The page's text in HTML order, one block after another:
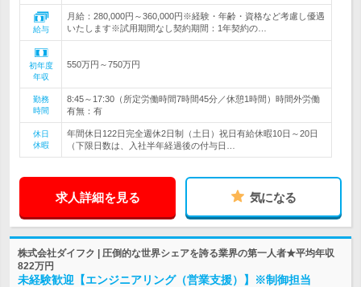
給与
月給：280,000円～360,000円※経験・年齢・資格など考慮し優遇
いたします※試用期間なし契約期間：1年契約の…
初年度
年収
550万円～750万円
勤務
時間
8:45～17:30（所定労働時間7時間45分／休憩1時間）時間外労働
有無：有
休日
休暇
年間休日122日完全週休2日制（土日）祝日有給休暇10日～20日
（下限日数は、入社半年経過後の付与日…
求人詳細を見る 気になる
株式会社ダイフク | 圧倒的な世界シェアを誇る業界の第一人者★平均年収
822万円
未経験歓迎【エンジニアリング（営業支援）】※制御担当